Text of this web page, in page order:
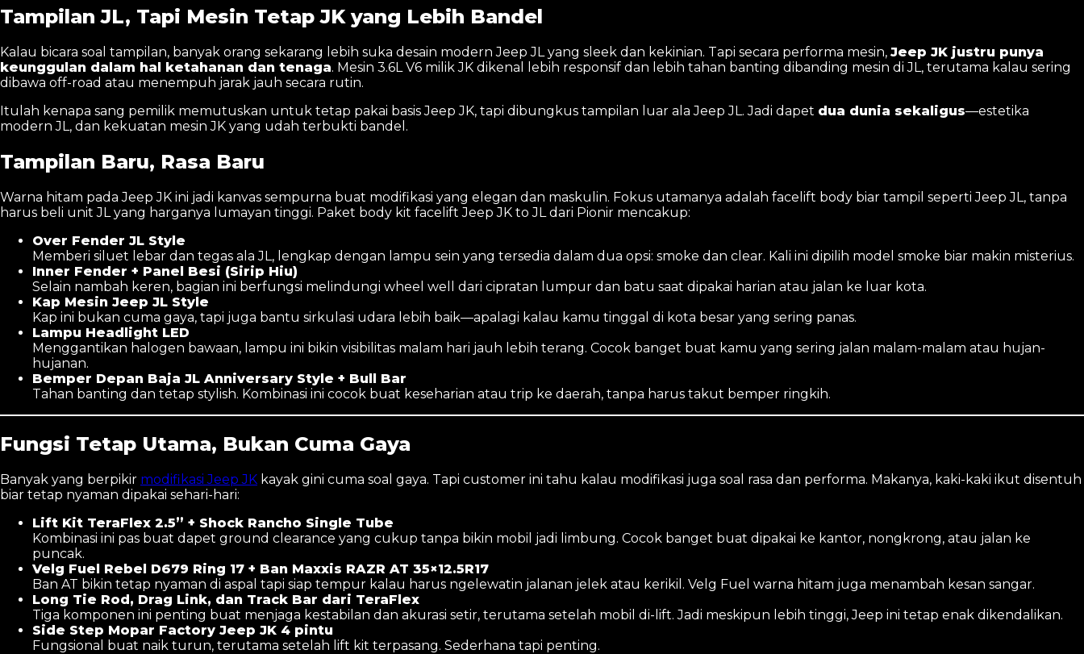
Tampilan JL, Tapi Mesin Tetap JK yang Lebih Bandel
Kalau bicara soal tampilan, banyak orang sekarang lebih suka desain modern Jeep JL yang sleek dan kekinian. Tapi secara performa mesin, Jeep JK justru punya
keunggulan dalam hal ketahanan dan tenaga. Mesin 3.6L V6 milik JK dikenal lebih responsif dan lebih tahan banting dibanding mesin di JL, terutama kalau sering
dibawa off-road atau menempuh jarak jauh secara rutin.
Itulah kenapa sang pemilik memutuskan untuk tetap pakai basis Jeep JK, tapi dibungkus tampilan luar ala Jeep JL. Jadi dapet dua dunia sekaligus—estetika
modern JL, dan kekuatan mesin JK yang udah terbukti bandel.
Tampilan Baru, Rasa Baru
Warna hitam pada Jeep JK ini jadi kanvas sempurna buat modifikasi yang elegan dan maskulin. Fokus utamanya adalah facelift body biar tampil seperti Jeep JL, tanpa
harus beli unit JL yang harganya lumayan tinggi. Paket body kit facelift Jeep JK to JL dari Pionir mencakup:
Over Fender JL Style
Memberi siluet lebar dan tegas ala JL, lengkap dengan lampu sein yang tersedia dalam dua opsi: smoke dan clear. Kali ini dipilih model smoke biar makin misterius.
Inner Fender + Panel Besi (Sirip Hiu)
Selain nambah keren, bagian ini berfungsi melindungi wheel well dari cipratan lumpur dan batu saat dipakai harian atau jalan ke luar kota.
Kap Mesin Jeep JL Style
Kap ini bukan cuma gaya, tapi juga bantu sirkulasi udara lebih baik—apalagi kalau kamu tinggal di kota besar yang sering panas.
Lampu Headlight LED
Menggantikan halogen bawaan, lampu ini bikin visibilitas malam hari jauh lebih terang. Cocok banget buat kamu yang sering jalan malam-malam atau hujan-
hujanan.
Bemper Depan Baja JL Anniversary Style + Bull Bar
Tahan banting dan tetap stylish. Kombinasi ini cocok buat keseharian atau trip ke daerah, tanpa harus takut bemper ringkih.
Fungsi Tetap Utama, Bukan Cuma Gaya
Banyak yang berpikir modifikasi Jeep JK kayak gini cuma soal gaya. Tapi customer ini tahu kalau modifikasi juga soal rasa dan performa. Makanya, kaki-kaki ikut disentuh
biar tetap nyaman dipakai sehari-hari:
Lift Kit TeraFlex 2.5” + Shock Rancho Single Tube
Kombinasi ini pas buat dapet ground clearance yang cukup tanpa bikin mobil jadi limbung. Cocok banget buat dipakai ke kantor, nongkrong, atau jalan ke
puncak.
Velg Fuel Rebel D679 Ring 17 + Ban Maxxis RAZR AT 35×12.5R17
Ban AT bikin tetap nyaman di aspal tapi siap tempur kalau harus ngelewatin jalanan jelek atau kerikil. Velg Fuel warna hitam juga menambah kesan sangar.
Long Tie Rod, Drag Link, dan Track Bar dari TeraFlex
Tiga komponen ini penting buat menjaga kestabilan dan akurasi setir, terutama setelah mobil di-lift. Jadi meskipun lebih tinggi, Jeep ini tetap enak dikendalikan.
Side Step Mopar Factory Jeep JK 4 pintu
Fungsional buat naik turun, terutama setelah lift kit terpasang. Sederhana tapi penting.